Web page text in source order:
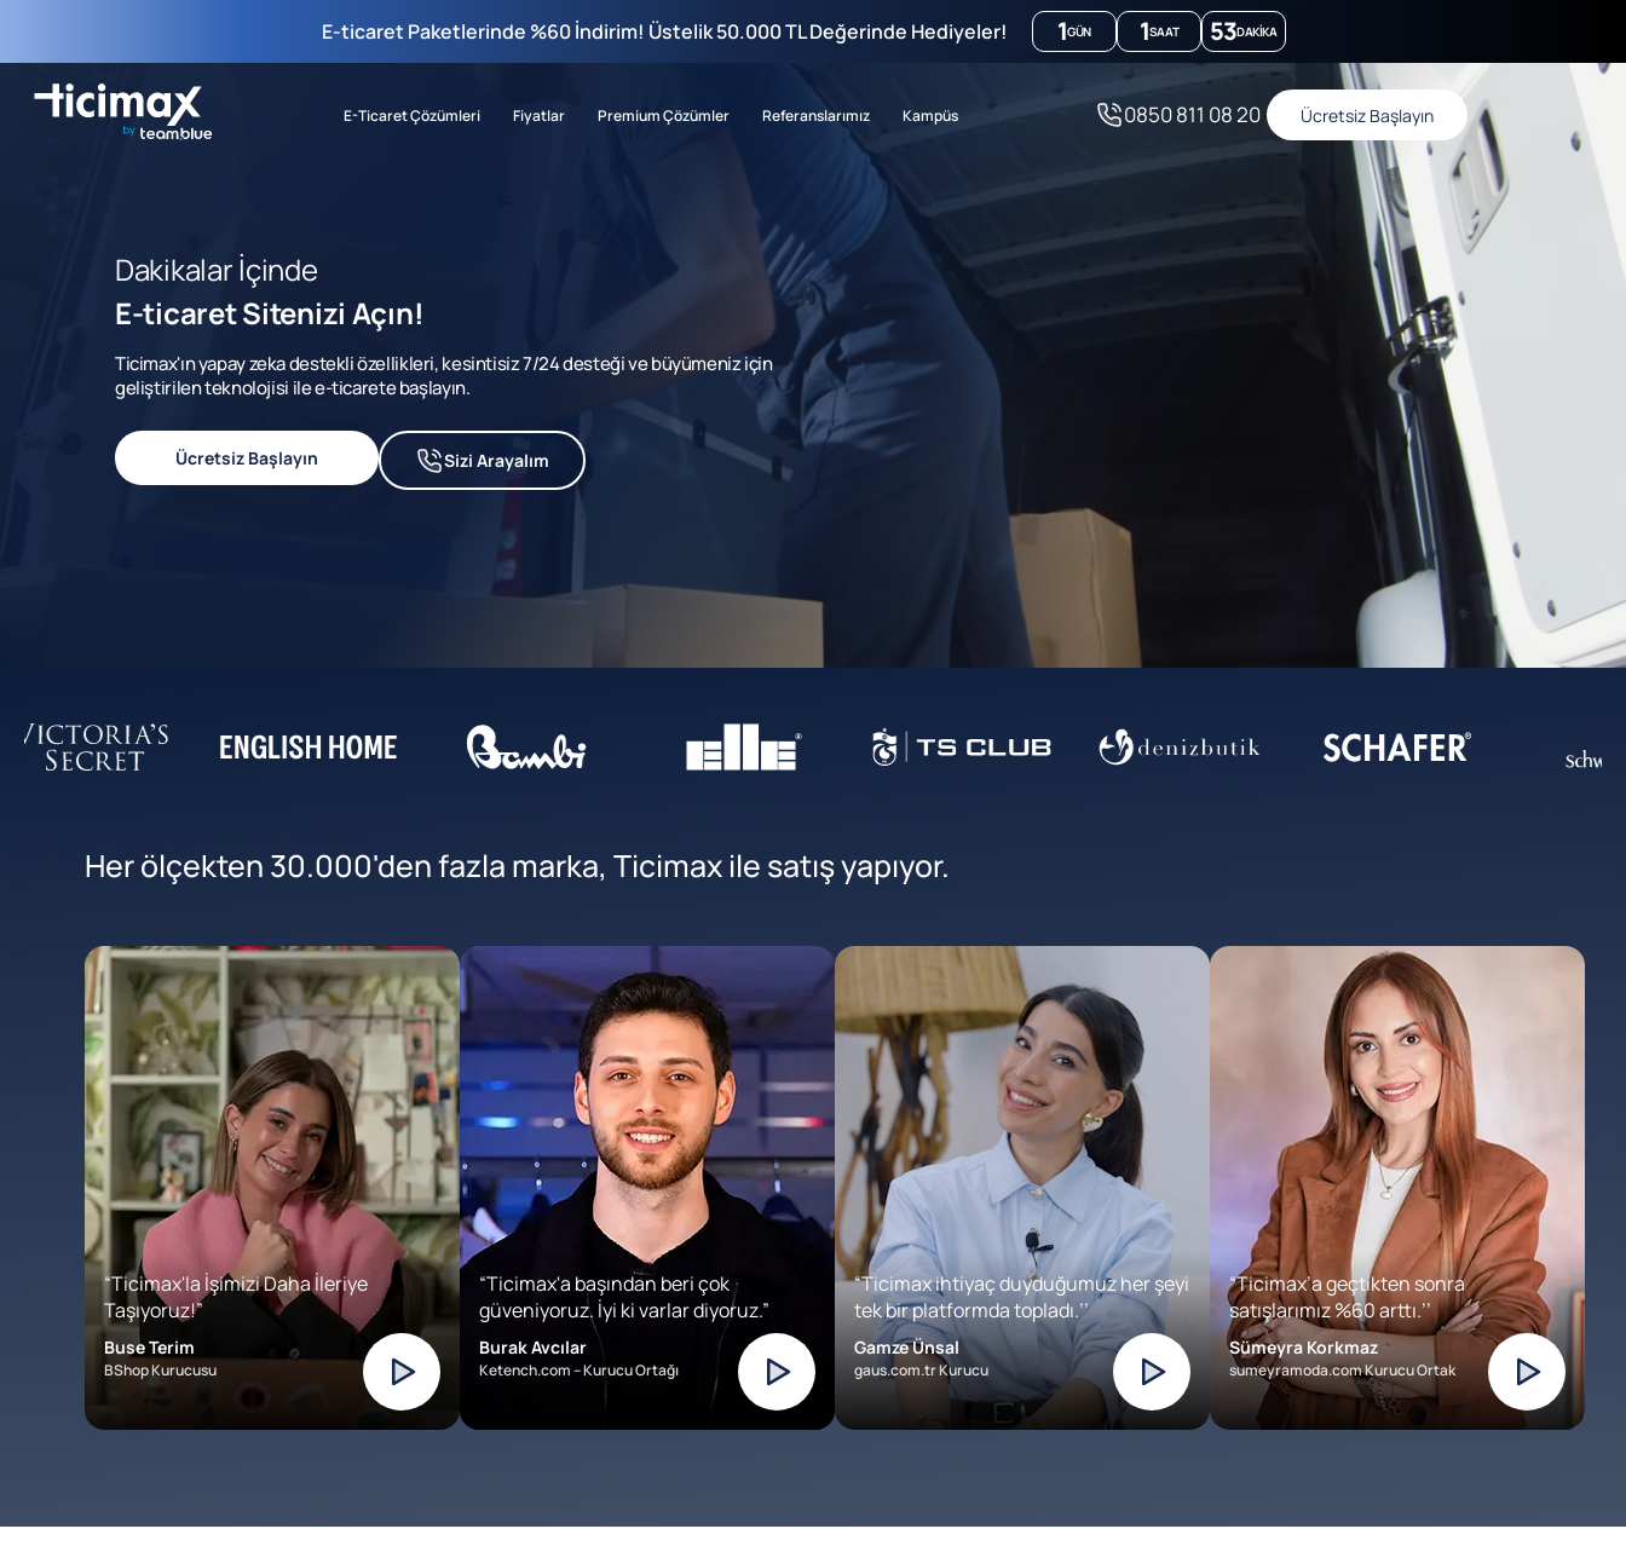
E-ticaret Paketlerinde %60 İndirim! Üstelik 50.000 TL Değerinde Hediyeler! 1GÜN 1SAAT 53DAKIKA
E-Ticaret Çözümleri Fiyatlar Premium Çözümler Referanslarımız Kampüs 0850 811 08 20 Ücretsiz Başlayın
Dakikalar İçinde
E-ticaret Sitenizi Açın!
Ticimax'ın yapay zeka destekli özellikleri, kesintisiz 7/24 desteği ve büyümeniz için
geliştirilen teknolojisi ile e-ticarete başlayın.
Ücretsiz Başlayın Sizi Arayalım
Her ölçekten 30.000'den fazla marka, Ticimax ile satış yapıyor.
“Ticimax'la İşimizi Daha İleriye
Taşıyoruz!”
Buse Terim
BShop Kurucusu
“Ticimax'a başından beri çok
güveniyoruz. İyi ki varlar diyoruz.”
Burak Avcılar
Ketench.com – Kurucu Ortağı
“Ticimax ihtiyaç duyduğumuz her şeyi
tek bir platformda topladı.’’
Gamze Ünsal
gaus.com.tr Kurucu
“Ticimax’a geçtikten sonra
satışlarımız %60 arttı.’’
Sümeyra Korkmaz
sumeyramoda.com Kurucu Ortak